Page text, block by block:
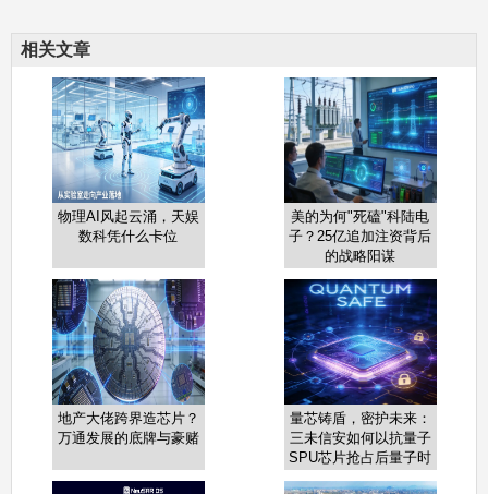
相关文章
物理AI风起云涌，天娱
数科凭什么卡位
美的为何"死磕"科陆电
子？25亿追加注资背后
的战略阳谋
地产大佬跨界造芯片？
万通发展的底牌与豪赌
量芯铸盾，密护未来：
三未信安如何以抗量子
SPU芯片抢占后量子时
代制高点